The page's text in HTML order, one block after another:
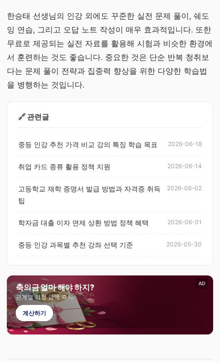
한승태 선생님의 인강 외에도 꾸준한 실전 문제 풀이, 쉐도
잉 연습, 그리고 오답 노트 작성이 매우 효과적입니다. 또한
무료로 제공되는 실전 자료를 활용해 시험과 비슷한 환경에
서 훈련하는 것도 좋습니다. 중요한 것은 단순 반복 청취보
다는 문제 풀이 전략과 집중력 향상을 위한 다양한 학습법
을 병행하는 것입니다.
🔗 관련글
중등 인강 추천 가격 비교 강의 특징 학습 목표 2026-06-18
취업 카드 종류 활용 정책 지원 2026-06-14
고등학교 재학 증명서 발급 방법과 자격증 취득
팁
2026-06-02
학자금 대출 이자 면제 상환 방법 정책 혜택 2026-06-01
중등 인강 과목별 추천 강좌 선택 기준 2026-05-30
AD
축의금 얼마 해야 하지?
관계별 적정 금액 즉시
계산하기